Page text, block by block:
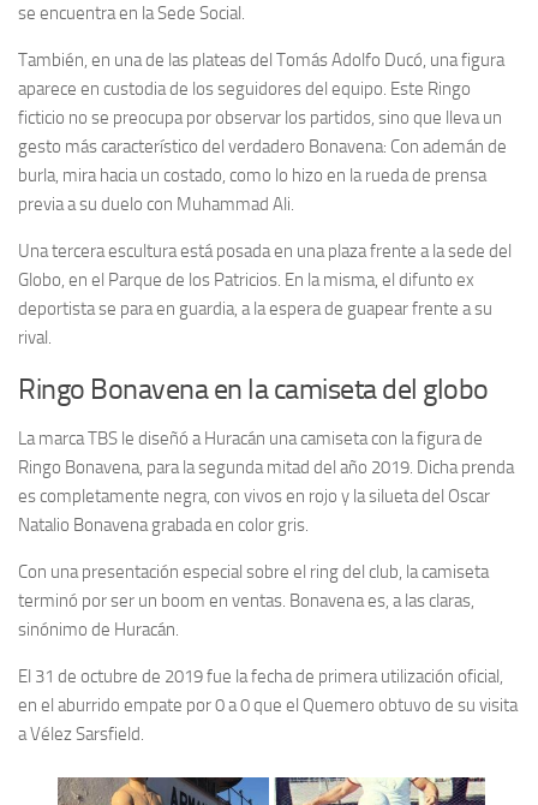
se encuentra en la Sede Social.
También, en una de las plateas del Tomás Adolfo Ducó, una figura
aparece en custodia de los seguidores del equipo. Este Ringo
ficticio no se preocupa por observar los partidos, sino que lleva un
gesto más característico del verdadero Bonavena: Con ademán de
burla, mira hacia un costado, como lo hizo en la rueda de prensa
previa a su duelo con Muhammad Ali.
Una tercera escultura está posada en una plaza frente a la sede del
Globo, en el Parque de los Patricios. En la misma, el difunto ex
deportista se para en guardia, a la espera de guapear frente a su
rival.
Ringo Bonavena en la camiseta del globo
La marca TBS le diseñó a Huracán una camiseta con la figura de
Ringo Bonavena, para la segunda mitad del año 2019. Dicha prenda
es completamente negra, con vivos en rojo y la silueta del Oscar
Natalio Bonavena grabada en color gris.
Con una presentación especial sobre el ring del club, la camiseta
terminó por ser un boom en ventas. Bonavena es, a las claras,
sinónimo de Huracán.
El 31 de octubre de 2019 fue la fecha de primera utilización oficial,
en el aburrido empate por 0 a 0 que el Quemero obtuvo de su visita
a Vélez Sarsfield.